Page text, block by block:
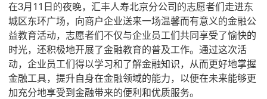
在3月11日的夜晚，汇丰人寿北京分公司的志愿者们走进东
城区东环广场，向商户企业送来一场温馨而有意义的金融公
益教育活动，志愿者们不仅与企业员工们共同享受了愉快的
时光，还积极地开展了金融教育的普及工作。通过这次活
动，企业员工们得以学习和了解金融知识，从而更好地掌握
金融工具，提升自身在金融领域的能力，以便在未来能够更
加充分地享受到金融带来的便利和优质服务。